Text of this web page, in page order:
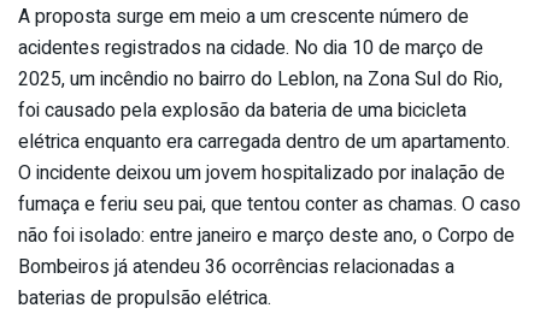
A proposta surge em meio a um crescente número de
acidentes registrados na cidade. No dia 10 de março de
2025, um incêndio no bairro do Leblon, na Zona Sul do Rio,
foi causado pela explosão da bateria de uma bicicleta
elétrica enquanto era carregada dentro de um apartamento.
O incidente deixou um jovem hospitalizado por inalação de
fumaça e feriu seu pai, que tentou conter as chamas. O caso
não foi isolado: entre janeiro e março deste ano, o Corpo de
Bombeiros já atendeu 36 ocorrências relacionadas a
baterias de propulsão elétrica.